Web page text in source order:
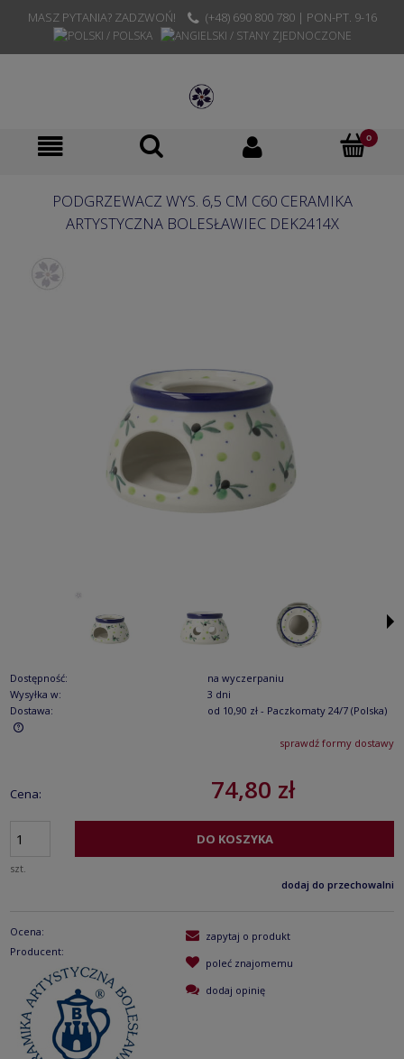
MASZ PYTANIA? ZADZWOŃ! (+48) 690 800 780 | PON-PT. 9-16
PODGRZEWACZ WYS. 6,5 CM C60 CERAMIKA
ARTYSTYCZNA BOLESŁAWIEC DEK2414X
Dostępność:
na wyczerpaniu
Wysyłka w:
3 dni
Dostawa:
od 10,90 zł - Paczkomaty 24/7 (Polska)
Cena nie zawiera ewentualnych kosztów płatnościsprawdź formy dostawy
Cena: 74,80 zł
szt.
DO KOSZYKA
dodaj do przechowalni
Ocena:
Producent:
zapytaj o produkt
poleć znajomemu
dodaj opinię